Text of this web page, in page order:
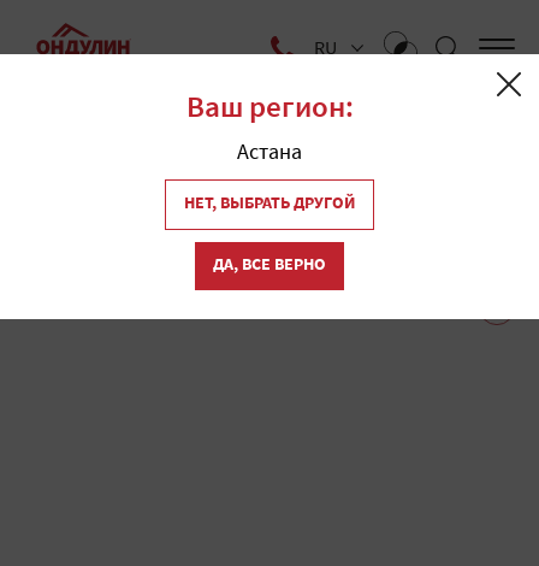
RU
Магазины кровли
"Ондулин" в Алмате
Ваш регион:
Астана
НЕТ, ВЫБРАТЬ ДРУГОЙ
ДА, ВСЕ ВЕРНО